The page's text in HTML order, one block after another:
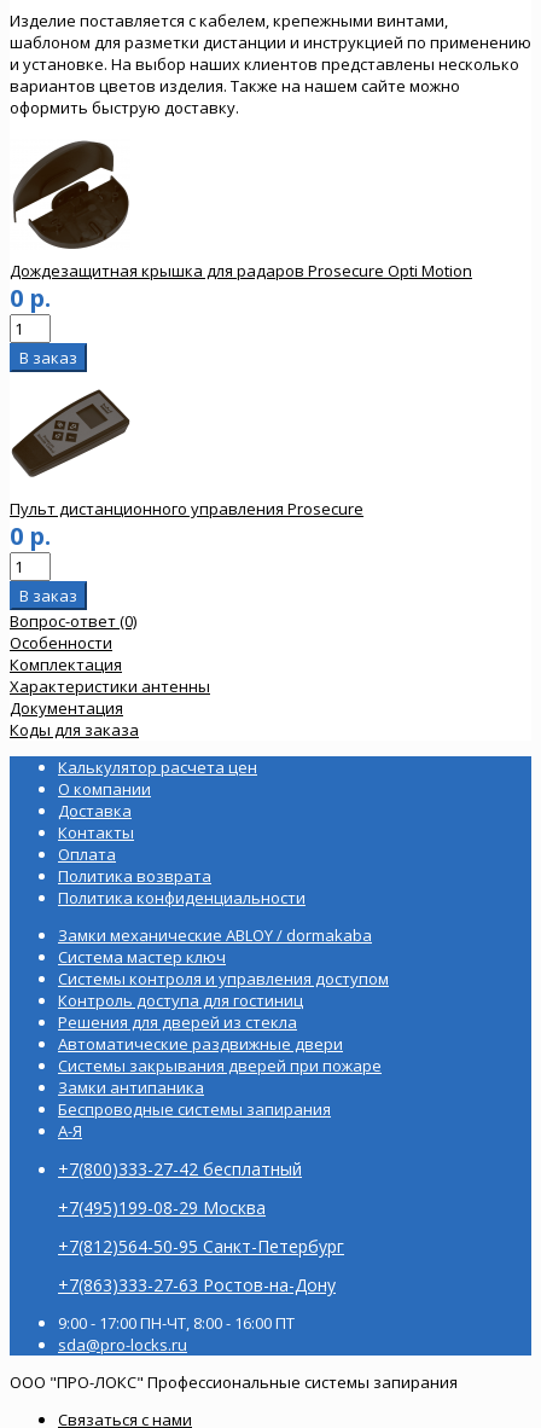
Изделие поставляется с кабелем, крепежными винтами,
шаблоном для разметки дистанции и инструкцией по применению
и установке. На выбор наших клиентов представлены несколько
вариантов цветов изделия. Также на нашем сайте можно
оформить быструю доставку.
Дождезащитная крышка для радаров Prosecure Opti Motion
0 р.
Пульт дистанционного управления Prosecure
0 р.
Вопрос-ответ (0)
Особенности
Комплектация
Характеристики антенны
Документация
Коды для заказа
Калькулятор расчета цен
О компании
Доставка
Контакты
Оплата
Политика возврата
Политика конфиденциальности
Замки механические ABLOY / dormakaba
Система мастер ключ
Системы контроля и управления доступом
Контроль доступа для гостиниц
Решения для дверей из стекла
Автоматические раздвижные двери
Системы закрывания дверей при пожаре
Замки антипаника
Беспроводные системы запирания
А-Я
+7(800)333-27-42 бесплатный
+7(495)199-08-29 Москва
+7(812)564-50-95 Санкт-Петербург
+7(863)333-27-63 Ростов-на-Дону
9:00 - 17:00 ПН-ЧТ, 8:00 - 16:00 ПТ
sda@pro-locks.ru
ООО "ПРО-ЛОКС" Профессиональные системы запирания
Связаться с нами